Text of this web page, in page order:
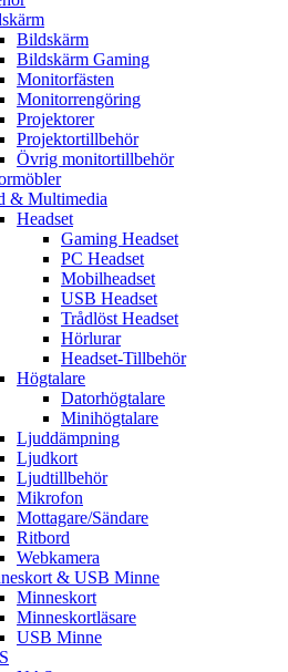
Bildskärm
Bildskärm Gaming
Monitorfästen
Monitorrengöring
Projektorer
Projektortillbehör
Övrig monitortillbehör
& Multimedia
Headset
Gaming Headset
PC Headset
Mobilheadset
USB Headset
Trådlöst Headset
Hörlurar
Headset-Tillbehör
Högtalare
Datorhögtalare
Minihögtalare
Ljuddämpning
Ljudkort
Ljudtillbehör
Mikrofon
Mottagare/Sändare
Ritbord
Webkamera
& USB Minne
Minneskort
Minneskortläsare
USB Minne